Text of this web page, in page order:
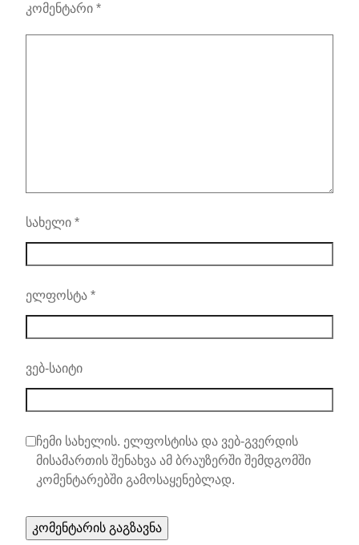
კომენტარი *
სახელი *
ელფოსტა *
ვებ-საიტი
ჩემი სახელის. ელფოსტისა და ვებ-გვერდის
მისამართის შენახვა ამ ბრაუზერში შემდგომში
კომენტარებში გამოსაყენებლად.